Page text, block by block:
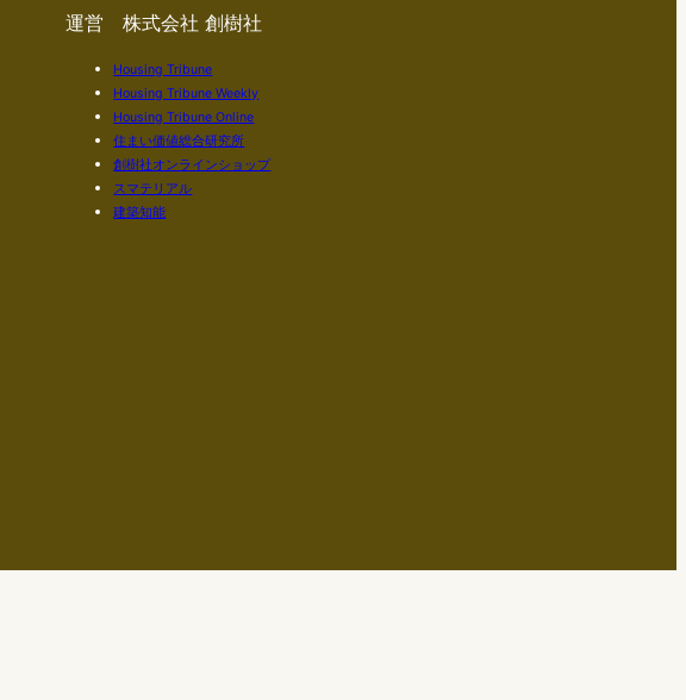
運営 株式会社 創樹社
Housing Tribune
Housing Tribune Weekly
Housing Tribune Online
住まい価値総合研究所
創樹社オンラインショップ
スマテリアル
建築知能